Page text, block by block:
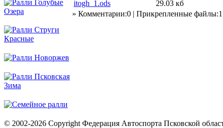
itogh_1.ods
29.03 кб
» Комментарии:0 | Прикрепленные файлы:1
© 2002-2026 Copyright Федерация Автоспорта Псковской